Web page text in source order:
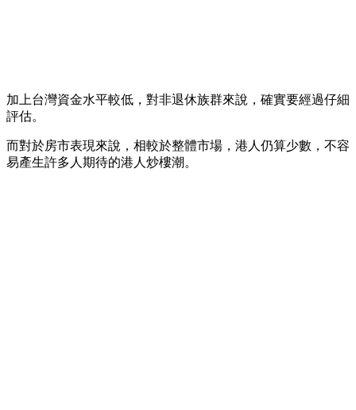
加上台灣資金水平較低，對非退休族群來說，確實要經過仔細
評估。
而對於房市表現來說，相較於整體市場，港人仍算少數，不容
易產生許多人期待的港人炒樓潮。